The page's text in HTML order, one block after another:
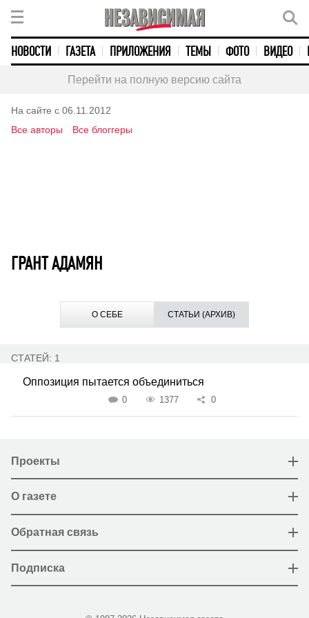
НОВОСТИ ГАЗЕТА ПРИЛОЖЕНИЯ ТЕМЫ ФОТО ВИДЕО
Перейти на полную версию сайта
На сайте с 06.11.2012
Все авторы
Все блоггеры
ГРАНТ АДАМЯН
О СЕБЕ СТАТЬИ (АРХИВ)
СТАТЕЙ: 1
Оппозиция пытается объединиться
0 1377 0
Проекты
О газете
Обратная связь
Подписка